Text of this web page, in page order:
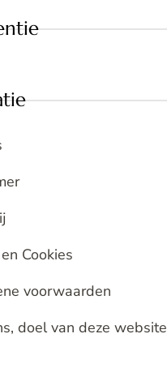
Cookies
voorwaarden
doel van deze website